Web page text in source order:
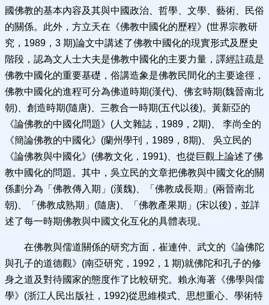
國佛教的基本內容及其與中國政治、哲學、文學、藝術、民俗
的關係。此外，方立天在《佛教中國化的歷程》(世界宗教研
究，1989，3 期)論文中講述了佛教中國化的現實形式及歷史
階段，認為文人士大夫是佛教中國化的主要力量，譯經註疏是
佛教中國化的重要基礎，俗講造象是佛教民間化的主要途徑，
佛教中國化的進程可分為佛道時期(漢代)、佛玄時期(魏晉南北
朝)、創造時期(隨唐)、三教合一時期(五代以後)。黃新亞的
《論佛教的中國化問題》(人文雜誌，1989，2期)、 李尚全的
《簡論佛教的中國化》(蘭州學刊，1989，8期)、 吳立民的
《論佛教與中國化》(佛教文化，1991)、也從巨觀上論述了佛
教中國化的問題。其中，吳立民的文章把佛教與中國文化的關
係劃分為「佛教傳入期」(漢魏)、「佛教成長期」(兩晉南北
朝)、「佛教成熟期」(隨唐)、「佛教產果期」(宋以後)，並詳
述了每一時期佛教與中國文化互化的具體表現。
在佛教與儒道關係的研究方面，崔連仲、武文的《論佛陀
與孔子的道德觀》(南亞研究，1992，1 期)就佛陀和孔子的修
身之道及對待國家的態度作了比較研究。賴永海著《佛學與儒
學》(浙江人民出版社，1992)從思維模式、思想重心、學術特